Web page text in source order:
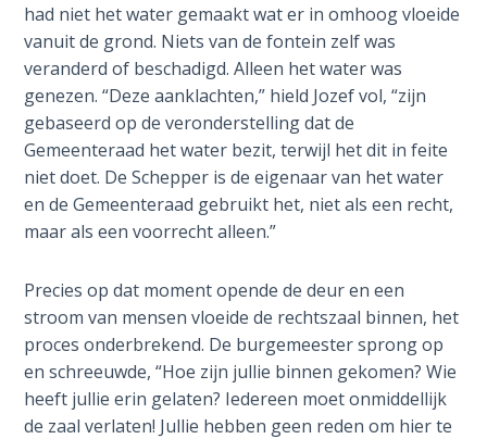
Ruth:
Redemption
and
Sonship
Daniel:
Prophet
of the
Ages -
Daniel:
Prophet
of the
Ages -
Book 2
had niet het water gemaakt wat er in omhoog vloeide
vanuit de grond. Niets van de fontein zelf was
veranderd of beschadigd. Alleen het water was
genezen. “Deze aanklachten,” hield Jozef vol, “zijn
gebaseerd op de veronderstelling dat de
Gemeenteraad het water bezit, terwijl het dit in feite
niet doet. De Schepper is de eigenaar van het water
en de Gemeenteraad gebruikt het, niet als een recht,
maar als een voorrecht alleen.”
Precies op dat moment opende de deur en een
stroom van mensen vloeide de rechtszaal binnen, het
proces onderbrekend. De burgemeester sprong op
en schreeuwde, “Hoe zijn jullie binnen gekomen? Wie
heeft jullie erin gelaten? Iedereen moet onmiddellijk
de zaal verlaten! Jullie hebben geen reden om hier te